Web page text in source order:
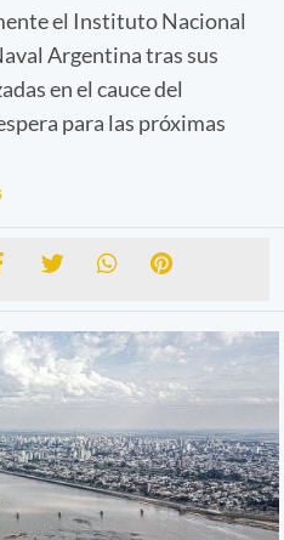
el Instituto Nacional
Argentina tras sus
en el cauce del
para las próximas